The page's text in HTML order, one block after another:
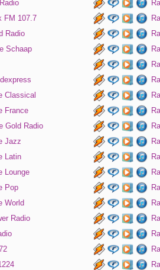
FM 107.7
Radio
Schaap
Classical
France
Gold Radio
Jazz
Latin
Lounge
Pop
World
Radio